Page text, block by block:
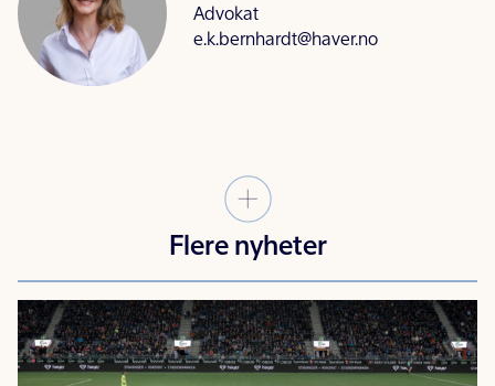
Advokat
e.k.bernhardt@haver.no
Flere nyheter